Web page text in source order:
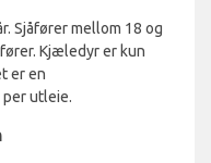
Sjåfører mellom 18 og
Kjæledyr er kun
er en
utleie.